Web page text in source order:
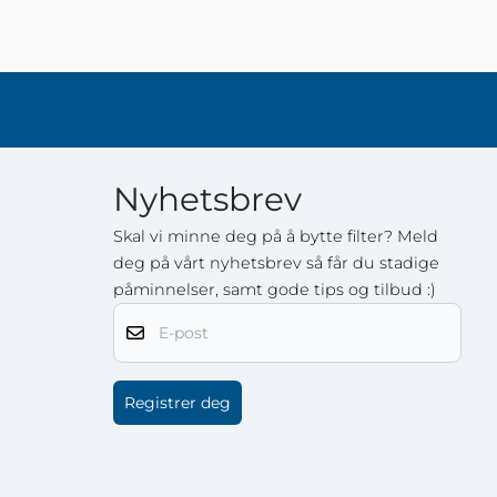
Nyhetsbrev
Skal vi minne deg på å bytte filter? Meld
deg på vårt nyhetsbrev så får du stadige
påminnelser, samt gode tips og tilbud :)
E-post
Registrer deg